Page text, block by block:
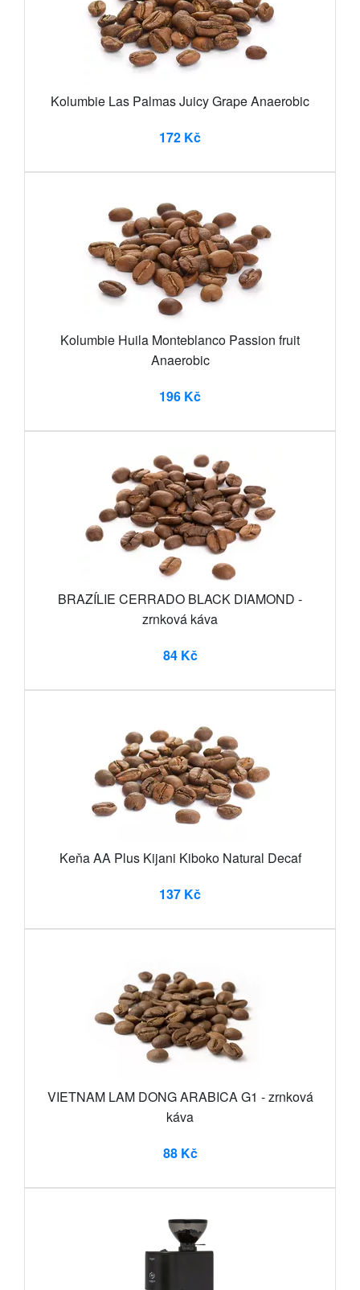
Kolumbie Las Palmas Juicy Grape Anaerobic
172 Kč
Kolumbie Huila Monteblanco Passion fruit
Anaerobic
196 Kč
BRAZÍLIE CERRADO BLACK DIAMOND -
zrnková káva
84 Kč
Keňa AA Plus Kijani Kiboko Natural Decaf
137 Kč
VIETNAM LAM DONG ARABICA G1 - zrnková
káva
88 Kč